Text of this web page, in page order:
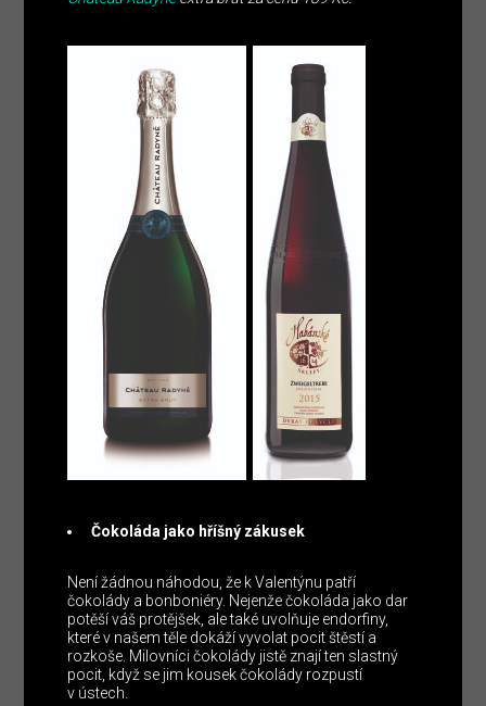
Čokoláda jako hříšný zákusek
Není žádnou náhodou, že k Valentýnu patří
čokolády a bonboniéry. Nejenže čokoláda jako dar
potěší váš protějšek, ale také uvolňuje endorfiny,
které v našem těle dokáží vyvolat pocit štěstí a
rozkoše. Milovníci čokolády jistě znají ten slastný
pocit, když se jim kousek čokolády rozpustí
v ústech.